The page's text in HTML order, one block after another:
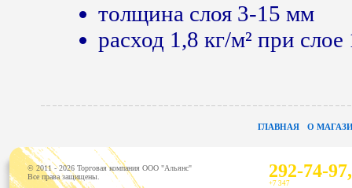
толщина слоя 3-15 мм
расход 1,8 кг/м² при
ГЛАВНАЯ О
© 2011 - 2026 Торговая компания ООО "Альянс"
Все права защищены.
292-74-
+7 347